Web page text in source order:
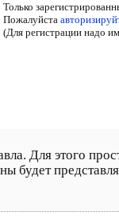
Только
Пожалуйста
(Для регистрации надо
Для этого
будет